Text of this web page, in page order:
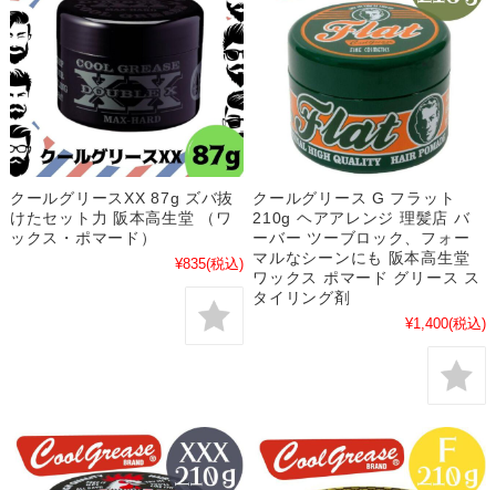
クールグリースXX 87g ズバ抜
けたセット力 阪本高生堂 （ワ
ックス・ポマード）
¥835(税込)
クールグリース G フラット
210g ヘアアレンジ 理髪店 バ
ーバー ツーブロック、フォー
マルなシーンにも 阪本高生堂
ワックス ポマード グリース ス
タイリング剤
¥1,400(税込)